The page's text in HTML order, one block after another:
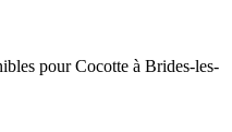
pour Cocotte à Brides-les-